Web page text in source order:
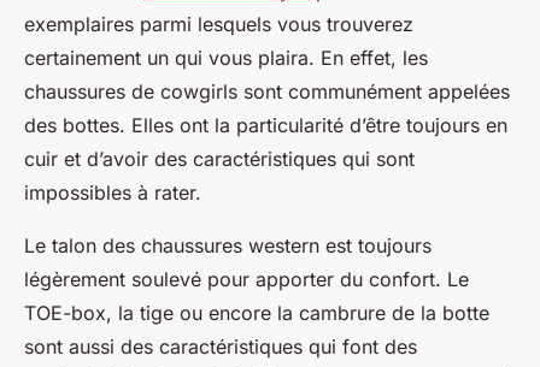
exemplaires parmi lesquels vous trouverez
certainement un qui vous plaira. En effet, les
chaussures de cowgirls sont communément appelées
des bottes. Elles ont la particularité d’être toujours en
cuir et d’avoir des caractéristiques qui sont
impossibles à rater.
Le talon des chaussures western est toujours
légèrement soulevé pour apporter du confort. Le
TOE-box, la tige ou encore la cambrure de la botte
sont aussi des caractéristiques qui font des